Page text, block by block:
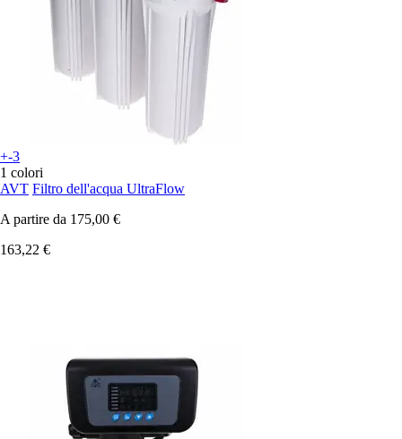
+-3
1 colori
AVT Filtro dell'acqua UltraFlow
A partire da 175,00 €
163,22 €